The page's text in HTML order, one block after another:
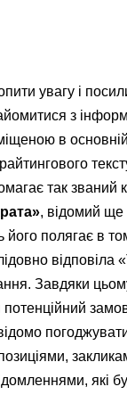
увагу і
з
в основній
так званий
, відомий ще
його полягає в
відповіла
Завдяки
які